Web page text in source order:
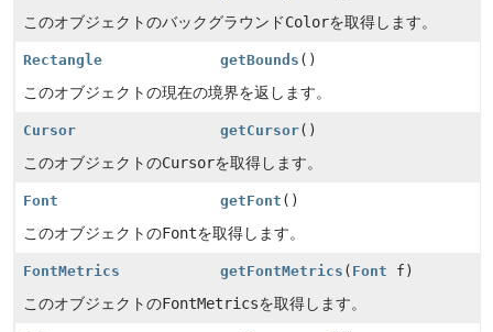
このオブジェクトのバックグラウンドColorを取得します。
Rectangle getBounds ()
このオブジェクトの現在の境界を返します。
Cursor getCursor()
このオブジェクトのCursorを取得します。
Font getFont ()
このオブジェクトのFontを取得します。
FontMetrics getFontMetrics ( Font f)
このオブジェクトのFontMetricsを取得します。